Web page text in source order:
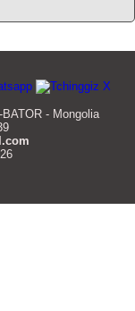
- Mongolia